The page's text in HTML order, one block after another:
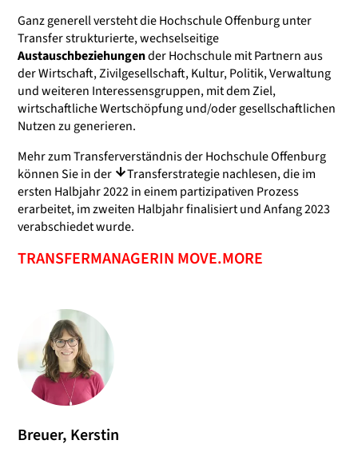
Ganz generell versteht die Hochschule Offenburg unter
Transfer strukturierte, wechselseitige
Austauschbeziehungender Hochschule mit Partnern aus
der Wirtschaft, Zivilgesellschaft, Kultur, Politik, Verwaltung
und weiteren Interessensgruppen, mit dem Ziel,
wirtschaftliche Wertschöpfung und/oder gesellschaftlichen
Nutzen zu generieren.
Mehr zum Transferverständnis der Hochschule Offenburg
können Sie in der
Transferstrategienachlesen, die im
ersten Halbjahr 2022 in einem partizipativen Prozess
erarbeitet, im zweiten Halbjahr finalisiert und Anfang 2023
verabschiedet wurde.
TRANSFERMANAGERIN MOVE.MORE
Breuer, Kerstin